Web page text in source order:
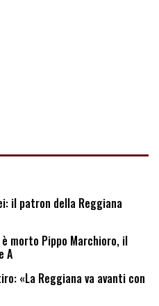
il patron della Reggiana
morto Pippo Marchioro, il
A
«La Reggiana va avanti con